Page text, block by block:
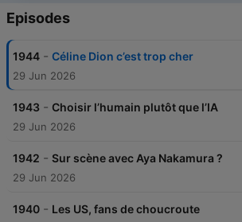
Episodes
1944 - Céline Dion c’est trop cher
29 Jun 2026
1943 - Choisir l’humain plutôt que l’IA
29 Jun 2026
1942 - Sur scène avec Aya Nakamura ?
29 Jun 2026
1940 - Les US, fans de choucroute